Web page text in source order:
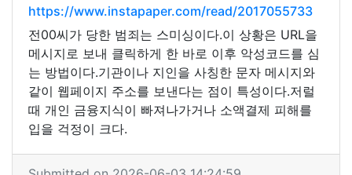
https://www.instapaper.com/read/2017055733
전00씨가 당한 범죄는 스미싱이다.이 상황은 URL을
메시지로 보내 클릭하게 한 바로 이후 악성코드를 심
는 방법이다.기관이나 지인을 사칭한 문자 메시지와
같이 웹페이지 주소를 보낸다는 점이 특성이다.저럴
때 개인 금융지식이 빠져나가거나 소액결제 피해를
입을 걱정이 크다.